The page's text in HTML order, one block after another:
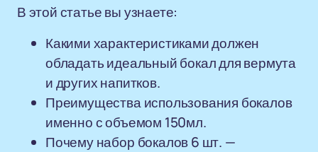
В этой статье вы узнаете:
Какими характеристиками должен
обладать идеальный бокал для вермута
и других напитков.
Преимущества использования бокалов
именно с объемом 150мл.
Почему набор бокалов 6 шт. —